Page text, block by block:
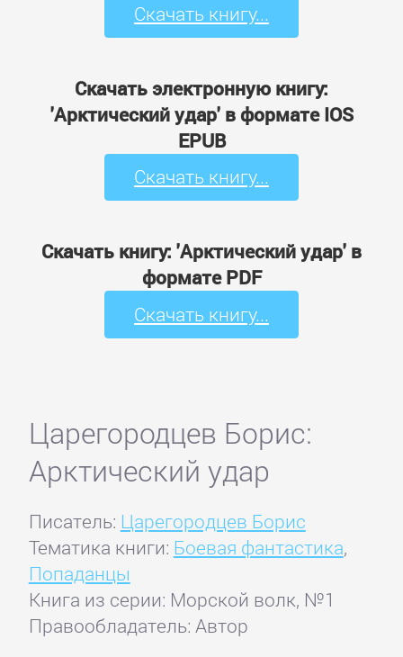
Скачать книгу...
Скачать электронную книгу:
'Арктический удар' в формате IOS
EPUB
Скачать книгу...
Скачать книгу: 'Арктический удар' в
формате PDF
Скачать книгу...
Царегородцев Борис:
Арктический удар
Писатель: Царегородцев Борис
Тематика книги: Боевая фантастика,
Попаданцы
Книга из серии: Морской волк, №1
Правообладатель: Автор